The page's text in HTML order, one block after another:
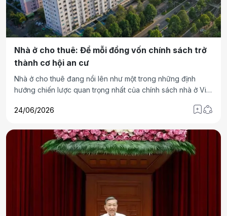
các ngành, đoàn thể và người dân đã giúp đỡ các gia đình
chính sách vượt qua khó khăn, vươn lên trong cuộc sống,
nguôi ngoai nỗi đau chiến tranh…
Nhà ở cho thuê: Để mỗi đồng vốn chính sách trở
thành cơ hội an cư
Nhà ở cho thuê đang nổi lên như một trong những định
hướng chiến lược quan trọng nhất của chính sách nhà ở Việt
này nhằm giúp mọi người dân đều có cơ hội tiếp cận nhà,
24/06/2026